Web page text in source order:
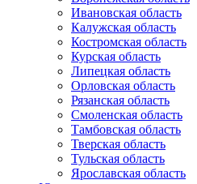
Ивановская область
Калужская область
Костромская область
Курская область
Липецкая область
Орловская область
Рязанская область
Смоленская область
Тамбовская область
Тверская область
Тульская область
Ярославская область